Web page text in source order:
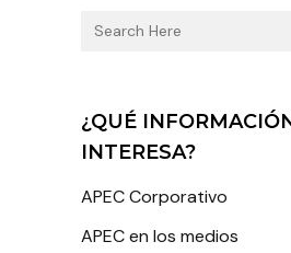
¿QUÉ
INTERESA?
APEC Corporativo
APEC en los medios